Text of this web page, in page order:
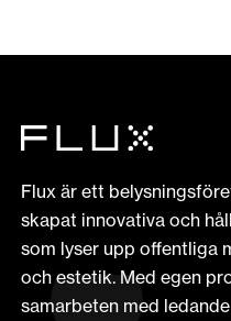
Flux är ett
skapat innovativa och
som lyser upp offentliga
och estetik. Med egen
samarbeten med